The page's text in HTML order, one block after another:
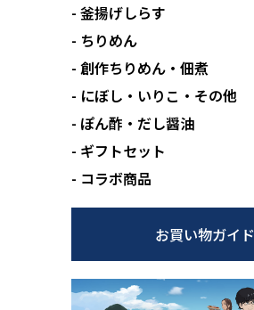
- 釜揚げしらす
- ちりめん
- 創作ちりめん・佃煮
- にぼし・いりこ・その他
- ぽん酢・だし醤油
- ギフトセット
- コラボ商品
お買い物ガイド